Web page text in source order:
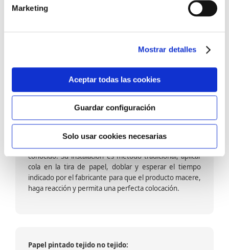
Marketing
Mostrar detalles
Aceptar todas las cookies
Guardar configuración
Solo usar cookies necesarias
barniz multiadherente en base agua. En zonas de
fuegos, se recomienda proteger con placas, silestone,
dado que el frotar en exceso dañaría el papel. Su
colocación es cola en la pared y tira en seco, sin
colocación es fácil rápida y sencilla.
Papel pintado calidad papel:
Formado por una capa de papel sobre un soporte de
conocido. Su instalación es método tradicional, aplicar
cola en la tira de papel, doblar y esperar el tiempo
indicado por el fabricante para que el producto macere,
haga reacción y permita una perfecta colocación.
Papel pintado tejido no tejido: